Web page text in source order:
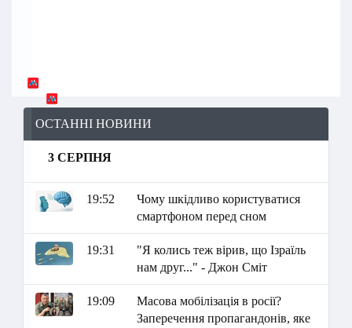
ОСТАННІ НОВИНИ
3 СЕРПНЯ
19:52
Чому шкідливо користуватися
смартфоном перед сном
19:31
"Я колись теж вірив, що Ізраїль
нам друг..." - Джон Сміт
19:09
Масова мобілізація в росії?
Заперечення пропагандонів, яке